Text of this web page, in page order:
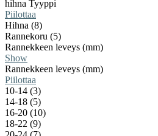
hihna Tyyppi
Piilottaa
Hihna (8)
Rannekoru (5)
Rannekkeen leveys (mm)
Show
Rannekkeen leveys (mm)
Piilottaa
10-14 (3)
14-18 (5)
16-20 (10)
18-22 (9)